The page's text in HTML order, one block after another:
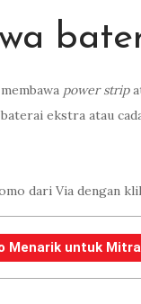
power strip
ekstra atau
dari Via dengan
Menarik untuk